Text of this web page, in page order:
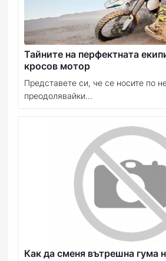
Тайните на перфектната
кросов мотор
Представете си, че се носите по
преодолявайки...
Как да сменя вътрешна гума